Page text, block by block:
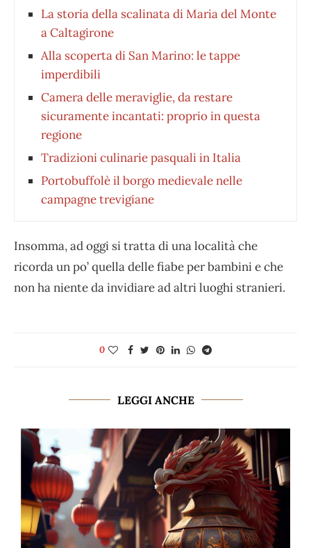
La storia della scalinata di Maria del Monte
a Caltagirone
Alla scoperta di San Marino: le tappe
imperdibili
Camera delle meraviglie, da restare
sicuramente incantati: proprio in questa
regione
Tradizioni culinarie pasquali in Italia
Portobuffolè il borgo medievale nelle
campagne trevigiane
Insomma, ad oggi si tratta di una località che
ricorda un po’ quella delle fiabe per bambini e che
non ha niente da invidiare ad altri luoghi stranieri.
0
LEGGI ANCHE